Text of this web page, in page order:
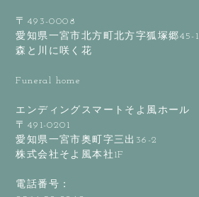
〒493-0008
愛知県一宮市北方町北方字狐塚郷45-1
森と川に咲く花
Funeral home
エンディングスマートそよ風ホール
〒491-0201
愛知県一宮市奥町字三出36-2
株式会社そよ風本社1F
電話番号：